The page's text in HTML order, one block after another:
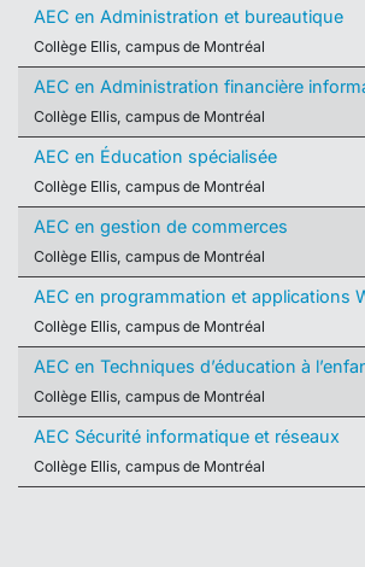
AEC en Administration et bureautique
Collège Ellis, campus de Montréal
AEC en Administration financière
Collège Ellis, campus de Montréal
AEC en Éducation spécialisée
Collège Ellis, campus de Montréal
AEC en gestion de commerces
Collège Ellis, campus de Montréal
AEC en programmation et applications
Collège Ellis, campus de Montréal
AEC en Techniques d’éducation à
Collège Ellis, campus de Montréal
AEC Sécurité informatique et réseaux
Collège Ellis, campus de Montréal